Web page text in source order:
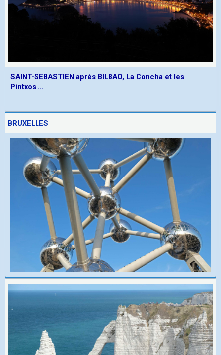
SAINT-SEBASTIEN après BILBAO, La Concha et les
Pintxos ...
BRUXELLES